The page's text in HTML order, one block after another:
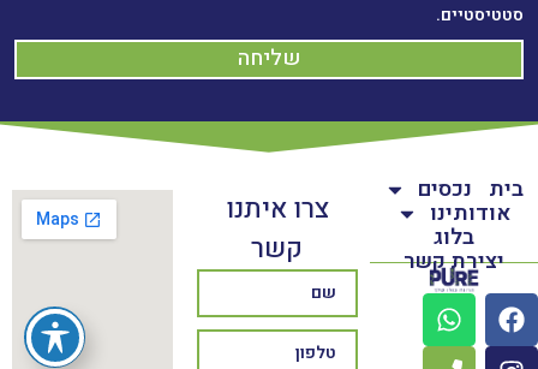
סטטיסטיים.
שליחה
בית נכסים
אודותינו
בלוג
יצירת קשר
צרו איתנו
קשר